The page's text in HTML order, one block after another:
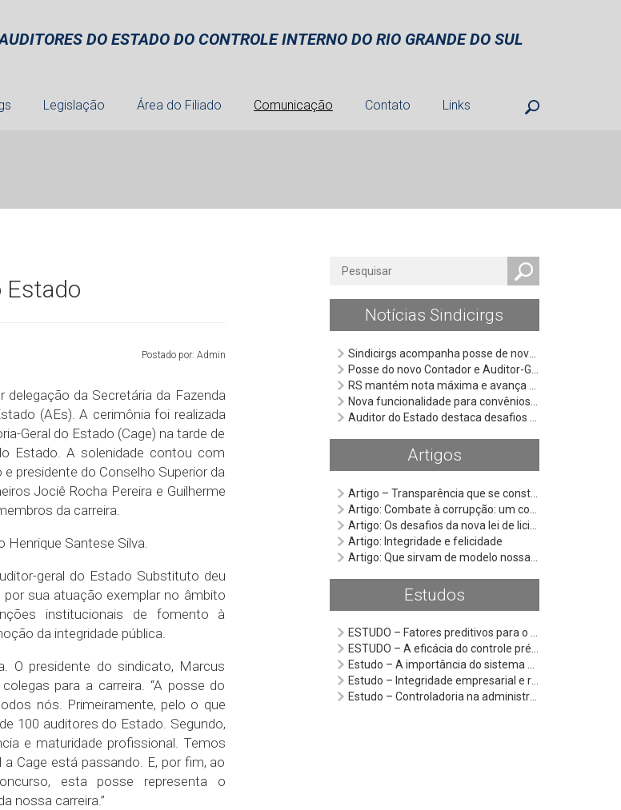
DO ESTADO DO CONTROLE INTERNO DO RIO GRANDE DO SUL
Legislação Área do Filiado Comunicação Contato Links
Estado
Postado por: Admin
delegação da Secretária da Fazenda
(AEs). A cerimônia foi realizada
Geral do Estado (Cage) na tarde de
Estado. A solenidade contou com
presidente do Conselho Superior da
Jociê Rocha Pereira e Guilherme
da carreira.
Santese Silva.
geral do Estado Substituto deu
sua atuação exemplar no âmbito
institucionais de fomento à
da integridade pública.
O presidente do sindicato, Marcus
para a carreira. “A posse do
nós. Primeiramente, pelo o que
100 auditores do Estado. Segundo,
e maturidade profissional. Temos
Cage está passando. E, por fim, ao
esta posse representa o
nossa carreira.”
Notícias Sindicirgs
Sindicirgs acompanha posse de novos Auditores do Estado
Posse do novo Contador e Auditor-Geral reforça compromisso da Cage com a qualificação técnica e o fortalecimento da gestão pública
RS mantém nota máxima e avança para a 7ª posição nacional em ranking da qualidade da informação contábil e fiscal
Nova funcionalidade para convênios entra em operação e busca qualificar gestão de recursos públicos
Auditor do Estado destaca desafios da regulamentação da Lei Anticorrupção em seminário do Ministério Público
Artigos
Artigo – Transparência que se constrói: os Auditores do Estado e o Selo Diamante
Artigo: Combate à corrupção: um compromisso que transforma a sociedade
Artigo: Os desafios da nova lei de licitações e os consórcios públicos
Artigo: Integridade e felicidade
Artigo: Que sirvam de modelo nossas façanhas
Estudos
ESTUDO – Fatores preditivos para o resultado das licitações de serviço terceirizado de assistência domiciliar do Rio Grande do Sul
ESTUDO – A eficácia do controle prévio das despesas públicas para enfrentamento da Covid-19: um estudo qualitativo no Rio Grande do Sul
Estudo – A importância do sistema de controle interno e de sua atuação preventiva na racionalização do gasto público
Estudo – Integridade empresarial e responsabilização da pessoa jurídica na Lei Anticorrupção
Estudo – Controladoria na administração pública sob a ótica do controle social: o caso do Observatório Social do Brasil